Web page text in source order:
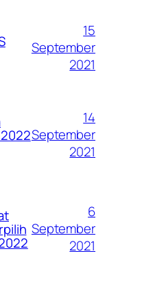
15
September
2021
14
September
2021
6
September
2021